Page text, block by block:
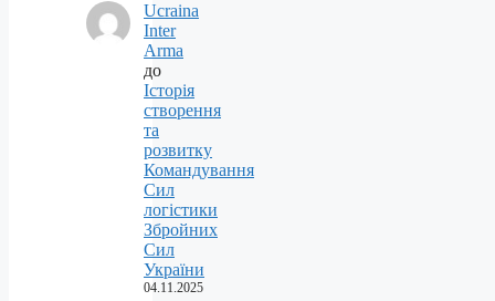
Ucraina
Inter
Arma
до
Історія
створення
та
розвитку
Командування
Сил
логістики
Збройних
Сил
України
04.11.2025